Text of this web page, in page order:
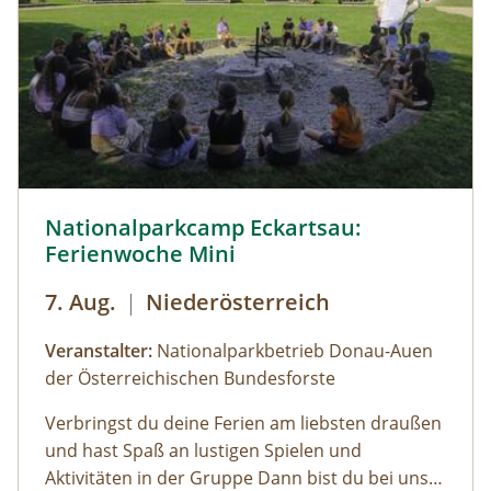
Nationalparkcamp Eckartsau:
Ferienwoche Mini
7. Aug. | Niederösterreich
Veranstalter: Nationalparkbetrieb Donau-Auen
der Österreichischen Bundesforste
Verbringst du deine Ferien am liebsten draußen
und hast Spaß an lustigen Spielen und
Aktivitäten in der Gruppe Dann bist du bei uns